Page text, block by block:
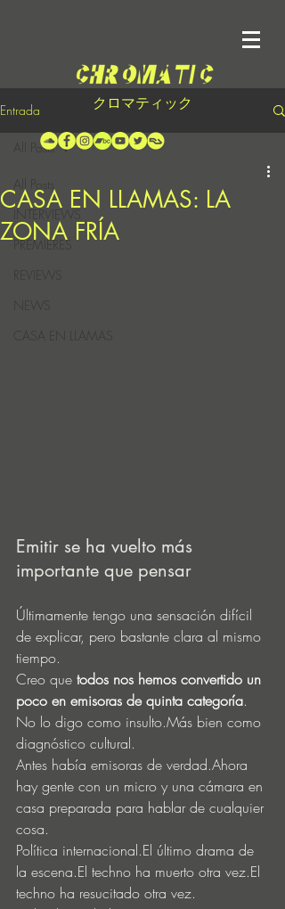
クロマティック
Entrada
INTERVIEWS
PREMIERES
REVIEWS
CASA EN LLAMAS
All Posts
CASA EN LLAMAS: LA
ZONA FRÍA
Emitir se ha vuelto más
importante que pensar
Últimamente tengo una sensación difícil
de explicar, pero bastante clara al mismo
tiempo.
Creo que todos nos hemos convertido un
poco en emisoras de quinta categoría.
No lo digo como insulto.Más bien como
diagnóstico cultural.
Antes había emisoras de verdad.Ahora
hay gente con un micro y una cámara en
casa preparada para hablar de cualquier
cosa.
Política internacional.El último drama de
la escena.El techno ha muerto otra vez.El
techno ha resucitado otra vez.